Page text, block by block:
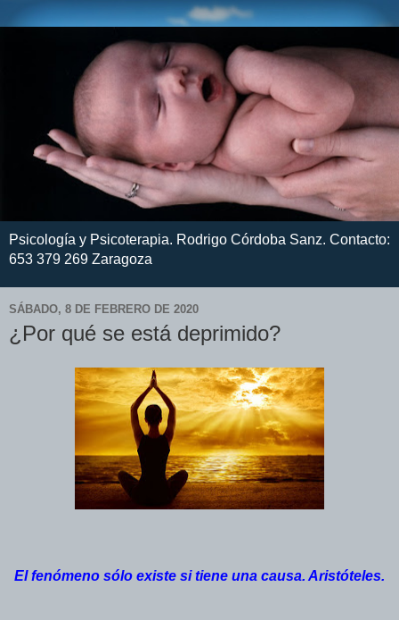
Psicología y Psicoterapia. Rodrigo Córdoba Sanz. Contacto:
653 379 269 Zaragoza
SÁBADO, 8 DE FEBRERO DE 2020
¿Por qué se está deprimido?
El fenómeno sólo existe si tiene una causa. Aristóteles.